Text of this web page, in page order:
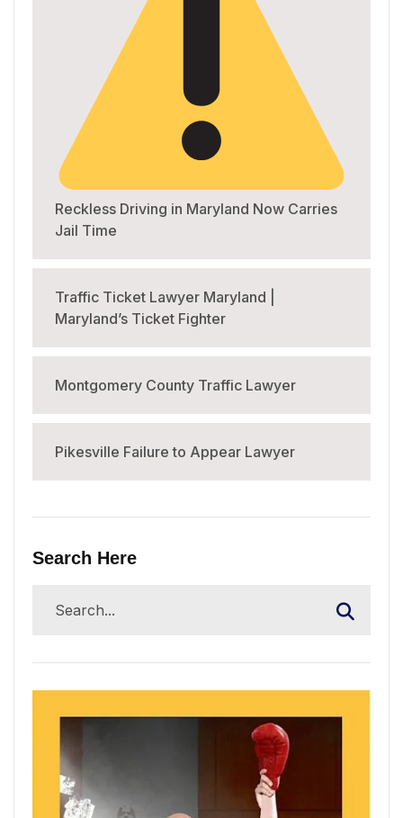
Reckless Driving in Maryland Now Carries
Jail Time
Traffic Ticket Lawyer Maryland |
Maryland’s Ticket Fighter
Montgomery County Traffic Lawyer
Pikesville Failure to Appear Lawyer
Search Here